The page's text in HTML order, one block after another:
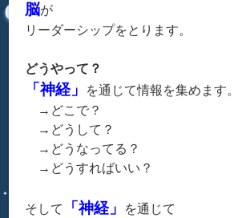
脳が
リーダーシップをとります。
どうやって？
「神経」
を通じて情報を集めます。
→どこで？
→どうして？
→どうなってる？
→どうすればいい？
そして 「神経」
を通じて